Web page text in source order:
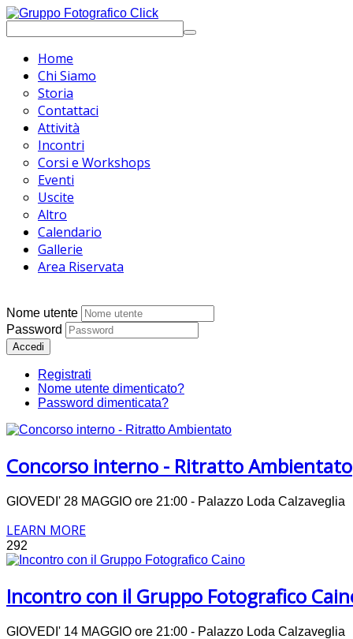
Home
Chi Siamo
Storia
Contattaci
Attività
Incontri
Corsi e Workshops
Eventi
Uscite
Altro
Calendario
Gallerie
Area Riservata
Nome utente
Password
Accedi
Registrati
Nome utente dimenticato?
Password dimenticata?
Concorso interno - Ritratto Ambientato
GIOVEDI' 28 MAGGIO ore 21:00 - Palazzo Loda
LEARN MORE
292
Incontro con il Gruppo Fotografico
GIOVEDI' 14 MAGGIO ore 21:00 - Palazzo Loda